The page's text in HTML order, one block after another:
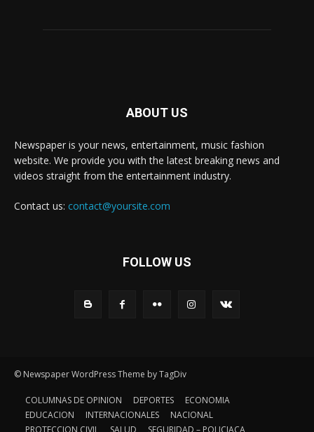
ABOUT US
Newspaper is your news, entertainment, music fashion
website. We provide you with the latest breaking news and
videos straight from the entertainment industry.
Contact us: contact@yoursite.com
FOLLOW US
© Newspaper WordPress Theme by TagDiv
COLUMNAS DE OPINION DEPORTES
ECONOMIA
EDUCACION
INTERNACIONALES
NACIONAL
PROTECCION CIVIL
SALUD SEGURIDAD – POLICIACA